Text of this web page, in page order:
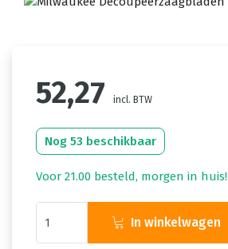
52,27 incl. BTW
Nog 53 beschikbaar
Voor 21.00 besteld, morgen in huis!
In winkelwagen